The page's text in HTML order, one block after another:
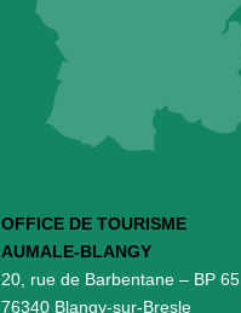
OFFICE DE TOURISME
AUMALE-BLANGY
20, rue de Barbentane – BP 65
76340 Blangy-sur-Bresle